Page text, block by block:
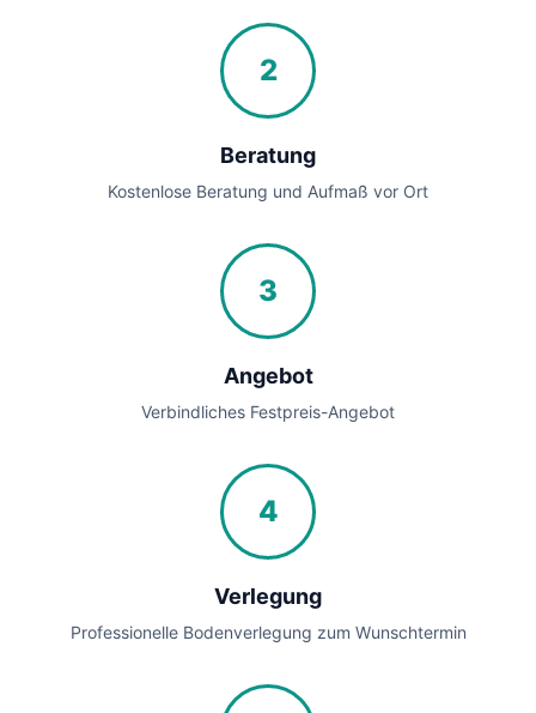
2
Beratung
Kostenlose Beratung und Aufmaß vor Ort
3
Angebot
Verbindliches Festpreis-Angebot
4
Verlegung
Professionelle Bodenverlegung zum Wunschtermin